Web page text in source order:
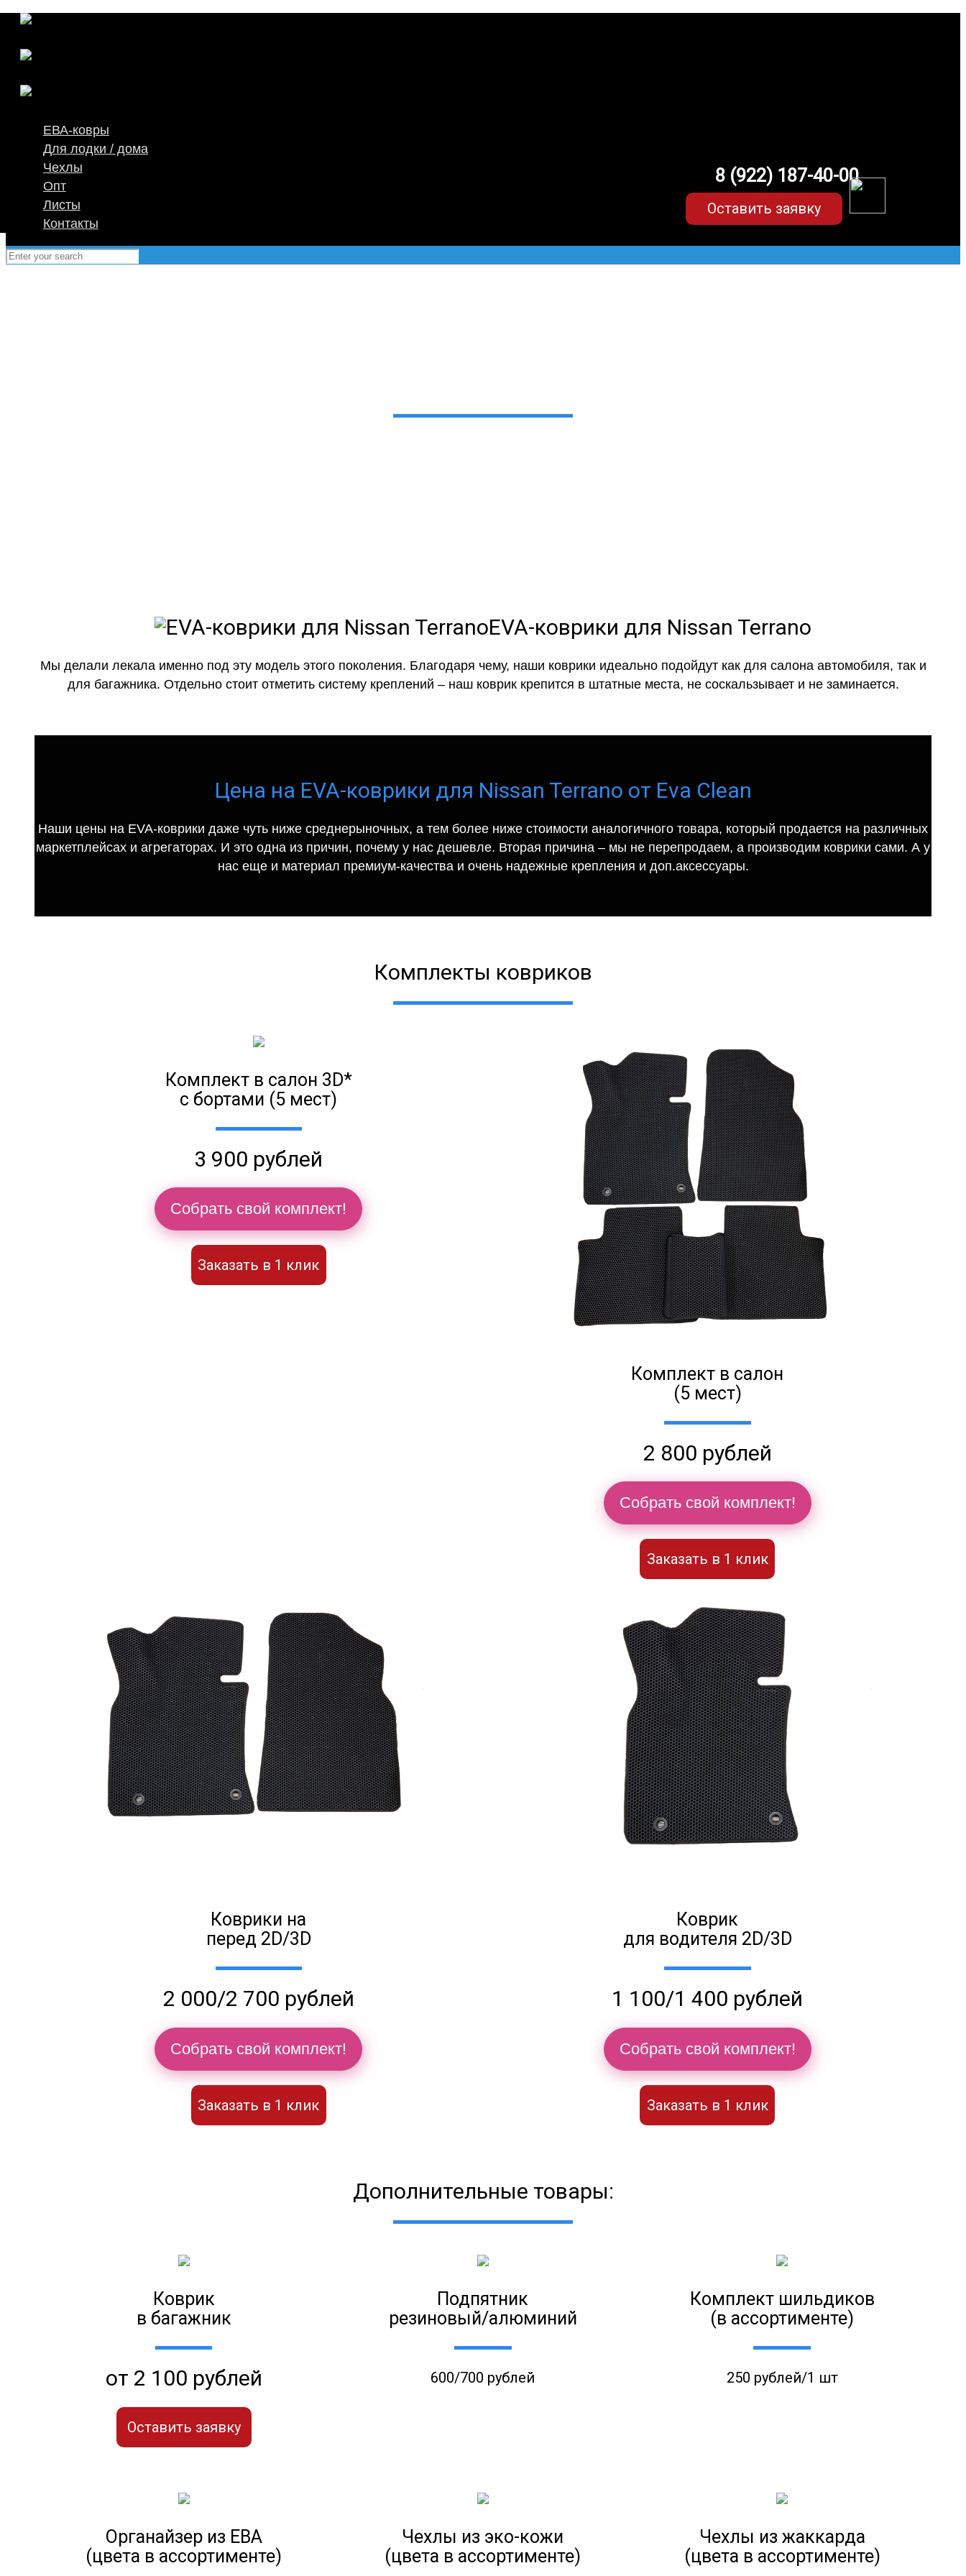
ЕВА-ковры
Для лодки / дома
Чехлы
Опт
Листы
Контакты
8 (922) 187-40-00
Оставить заявку
EVA-коврики для Nissan Terrano
Мы делали лекала именно под эту модель этого поколения. Благодаря чему, наши коврики идеально подойдут как для салона автомобиля, так и
для багажника. Отдельно стоит отметить систему креплений – наш коврик крепится в штатные места, не соскальзывает и не заминается.
Цена на EVA-коврики для Nissan Terrano от Eva Clean
Наши цены на EVA-коврики даже чуть ниже среднерыночных, а тем более ниже стоимости аналогичного товара, который продается на различных
маркетплейсах и агрегаторах. И это одна из причин, почему у нас дешевле. Вторая причина – мы не перепродаем, а производим коврики сами. А у
нас еще и материал премиум-качества и очень надежные крепления и доп.аксессуары.
Комплекты ковриков
Комплект в салон 3D*
с бортами (5 мест)
3 900 рублей
Собрать свой комплект!
Заказать в 1 клик
Комплект в салон
(5 мест)
2 800 рублей
Собрать свой комплект!
Заказать в 1 клик
Коврики на
перед 2D/3D
2 000/2 700 рублей
Собрать свой комплект!
Заказать в 1 клик
Коврик
для водителя 2D/3D
1 100/1 400 рублей
Собрать свой комплект!
Заказать в 1 клик
Дополнительные товары:
Коврик
в багажник
от 2 100 рублей
Оставить заявку
Подпятник
резиновый/алюминий
600/700 рублей
Комплект шильдиков
(в ассортименте)
250 рублей/1 шт
Органайзер из ЕВА
(цвета в ассортименте)
Чехлы из эко-кожи
(цвета в ассортименте)
Чехлы из жаккарда
(цвета в ассортименте)